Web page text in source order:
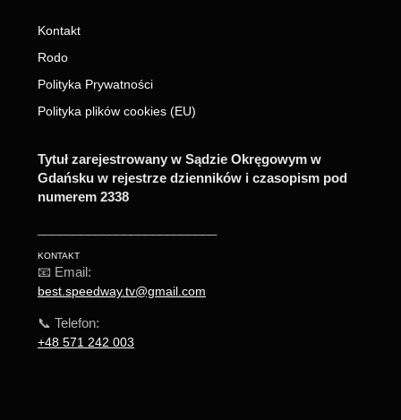
Kontakt
Rodo
Polityka Prywatności
Polityka plików cookies (EU)
Tytuł zarejestrowany w Sądzie Okręgowym w
Gdańsku w rejestrze dzienników i czasopism pod
numerem 2338
KONTAKT
📧 Email:
best.speedway.tv@gmail.com
📞 Telefon:
+48 571 242 003